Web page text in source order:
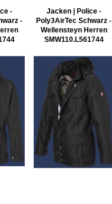
-
-
Jacken | Police -
Poly3AirTec Schwarz -
Wellensteyn Herren
SMW110.L561744